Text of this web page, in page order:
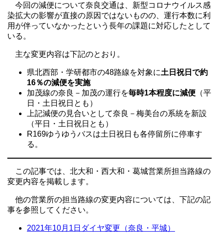
今回の減便について奈良交通は、新型コロナウイルス感
染拡大の影響が直接の原因ではないものの、運行本数に利
用が伴っていなかったという長年の課題に対応したとして
いる。
主な変更内容は下記のとおり。
県北西部・学研都市の48路線を対象に土日祝日で約
16％の減便を実施
加茂線の奈良－加茂の運行を毎時1本程度に減便 （平
日・土日祝日とも）
上記減便の見合いとして奈良－梅美台の系統を新設
（平日・土日祝日とも）
R169ゆうゆうバスは土日祝日も各停留所に停車す
る。
この記事では、北大和・西大和・葛城営業所担当路線の
変更内容を掲載します。
他の営業所の担当路線の変更内容については、下記の記
事を参照してください。
2021年10月1日ダイヤ変更（奈良・平城）